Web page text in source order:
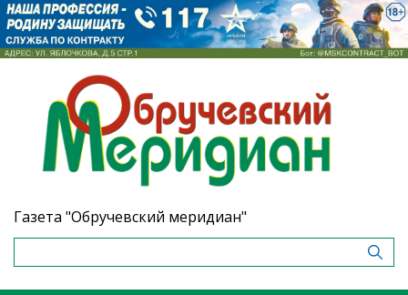
Газета "Обручевский меридиан"